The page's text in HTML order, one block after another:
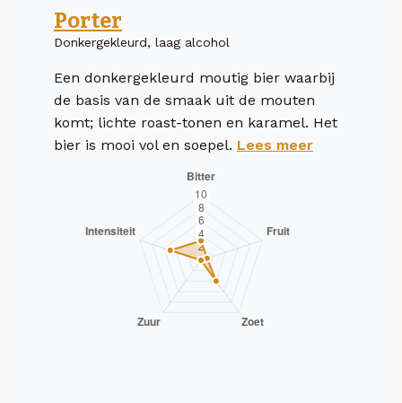
Porter
Donkergekleurd, laag alcohol
Een donkergekleurd moutig bier waarbij
de basis van de smaak uit de mouten
komt; lichte roast-tonen en karamel. Het
bier is mooi vol en soepel. Lees meer